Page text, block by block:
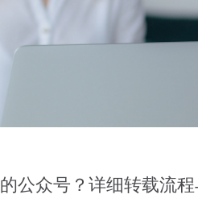
公众号？详细转载流